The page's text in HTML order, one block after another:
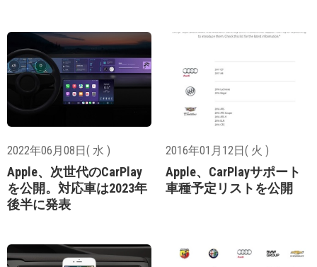
2022年06月08日( 水 )
Apple、次世代のCarPlay
を公開。対応車は2023年
後半に発表
2016年01月12日( 火 )
Apple、CarPlayサポート
車種予定リストを公開